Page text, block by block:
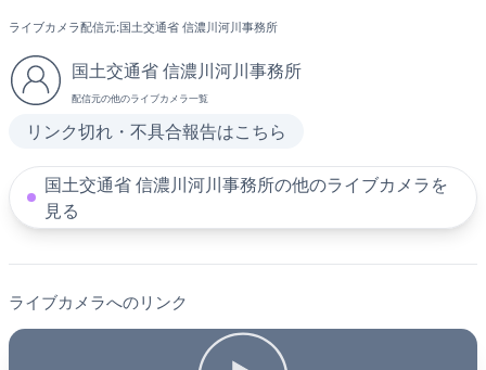
ライブカメラ配信元:国土交通省 信濃川河川事務所
国土交通省 信濃川河川事務所
配信元の他のライブカメラ一覧
リンク切れ・不具合報告はこちら
国土交通省 信濃川河川事務所の他のライブカメラを
見る
ライブカメラへのリンク